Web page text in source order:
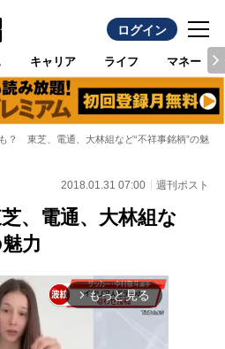
ログイン
キャリア ライフ マネー
？ 東芝、電通、大林組など“不祥事銘柄”の魅力
2018.01.31 07:00 週刊ポスト
、電通、大林組な
力
arrow_forward_ios もっと見る